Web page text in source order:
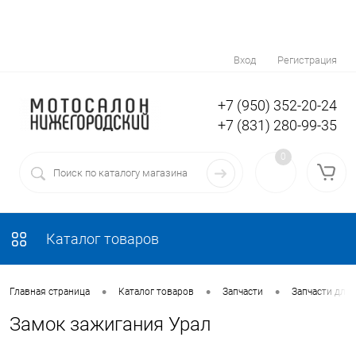
Вход Регистрация
+7 (950) 352-20-24
+7 (831) 280-99-35
0
Каталог товаров
Главная страница • Каталог товаров • Запчасти • Запчасти для
Замок зажигания Урал